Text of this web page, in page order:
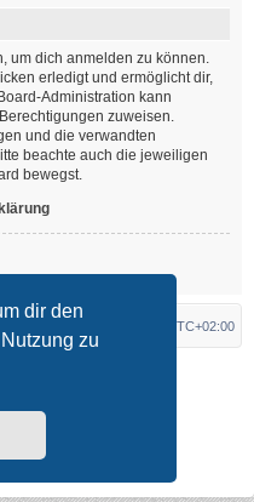
dir den
zu
um dich anmelden zu können.
erledigt und ermöglicht dir,
Administration kann
zuweisen.
und die verwandten
beachte auch die jeweiligen
bewegst.
UTC+02:00
© phpBB Limited